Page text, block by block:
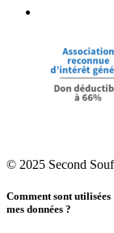
© 2025 Second
Comment sont utilisées
mes données ?